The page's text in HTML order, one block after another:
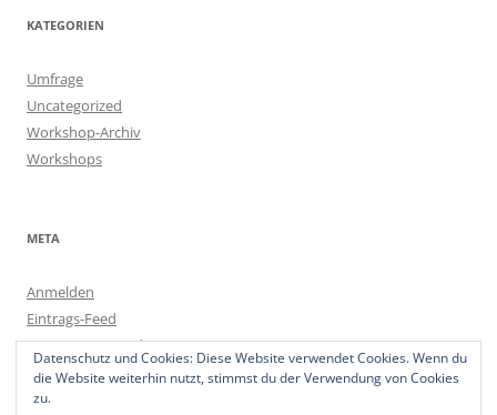
KATEGORIEN
Umfrage
Uncategorized
Workshop-Archiv
Workshops
META
Anmelden
Eintrags-Feed
Kommentar-Feed
WordPress.org
Datenschutz und Cookies: Diese Website verwendet Cookies. Wenn du
die Website weiterhin nutzt, stimmst du der Verwendung von Cookies
zu.